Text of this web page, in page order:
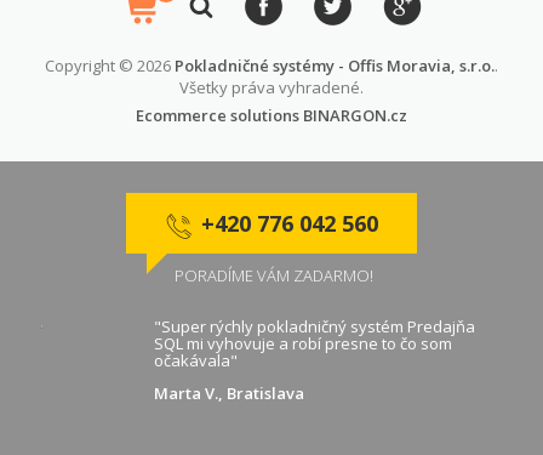
Copyright © 2026 Pokladničné systémy - Offis Moravia, s.r.o..
Všetky práva vyhradené.
Ecommerce solutions BINARGON.cz
+420 776 042 560
PORADÍME VÁM ZADARMO!
"Super rýchly pokladničný systém Predajňa
SQL mi vyhovuje a robí presne to čo som
očakávala"
Marta V., Bratislava